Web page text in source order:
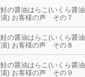
鮭の醤油はらこ(いくら醤油
漬) お客様の声 その７
鮭の醤油はらこ(いくら醤油
漬) お客様の声 その８
鮭の醤油はらこ(いくら醤油
漬) お客様の声 その９